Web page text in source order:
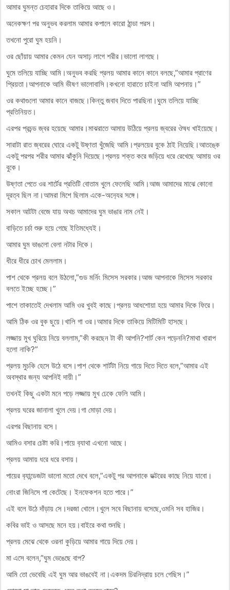
আমার ঘুমন্ত চেহারার দিকে তাকিয়ে আছে ও।
অনেকক্ষণ পর অনুভব করলাম আমার কপালে কারো ঠান্ডা পরস।
তখনো পুরো ঘুম হয়নি।
ওর ছোঁয়ায় আমার কেমন যেন অসাঢ় লাগে শরীর।ভালো লাগছে।
ঘুমে তলিয়ে যাচ্ছি আমি।অনুভব করছি প্রলয় আমার কানে কানে বলছে,”আমার প্রাণের
প্রিয়তা।আপনাকে আমি ভীষণ ভালোবাসি।কখনো হারাতে চাইনা আমি আপনায়।”
ওর কথাগুলো আমার কানে বাজছে।কিন্তু জবাব দিতে পারছিনা।ঘুমে তলিয়ে যাচ্ছি
প্রতিনিয়ত।
এরপর প্রচন্ড জ্বর হয়েছে আমার।মাঝরাতে আমায় উঠিয়ে প্রলয় জ্বরের ঔষধ খাইয়েছে।
সারাটা রাত জ্বরের ঘোরে একটু উষ্ণতা খুঁজেছি আমি।প্রলয়ের বুকে ঠাই নিয়েছি।আতঙ্কে
একটু পরপর শরীর আমার ঝাঁকুনি দিয়েছে।প্রলয় শক্ত করে জড়িয়ে ধরে রেখেছে আমায় ওর
বুকে।
উষ্ণতা পেতে ওর শার্টের প্রতিটি বোতাম খুলে ফেলেছি আমি।আজ আমাদের মাঝে কোনো
দূরত্ব ছিল না।আমরা মিশে ছিলাম একে-অন‍্যের সঙ্গে।
সকাল আটটা বেজে যায় অথচ আমাদের ঘুম ভাঙার নাম নেই।
বাড়িতে চর্চা শুরু হয়ে গেছে ইতিমধ্যেই।
আমার ঘুম ভাঙলো বেলা নটার দিকে।
ধীরে ধীরে চোখ মেললাম।
পাশ থেকে প্রলয় বলে উঠলো,”গুড মর্নিং মিসেস সরকার।আজ আপনাকে মিসেস সরকার
বলতে ইচ্ছে হচ্ছে।”
পাশে তাকাতেই দেখলাম আমি ওর খুবই কাছে।প্রলয় আধশোয়া হয়ে আমার দিকে ফিরে।
আমি ঠিক ওর বুক ছুয়ে।খালি গা ওর।আমার দিকে তাকিয়ে মিটিমিটি হাসছে।
লজ্জায় মুখ ঘুরিয়ে নিয়ে বললাম,”কী করছেন টা কী আপনি?শার্ট কেন পড়েননি?মাথা খারাপ
হলো নাকি?”
প্রলয় মুচকি হেসে উঠে বসে।পাশ থেকে শার্টটা নিয়ে গায়ে দিতে দিতে বলে,”আমার এই
অবস্থার জন্য আপনিই দায়ী।”
তখনই কিছু একটা মনে পড়ে লজ্জায় মুখ ঢেকে ফেলি আমি।
প্রলয় ঘরের জানালা খুলে দেয়।গা মোড়া দেয়।
এরপর বিছানায় বসে।
আমিও বসার চেষ্টা করি।পায়ে ব‍্যাথা এখনো আছে।
প্রলয় আমায় ধরে ধরে বসায়।
পায়ের ব‍্যান্ডেজটা ভালো মতো দেখে বলে,”একটু পর আপনাকে ডক্টরের কাছে নিয়ে যাবো।
নোংরা জিনিসে পা কেটেছে। ইনফেকশন হতে পারে।”
এই বলে উঠে দাঁড়ায় সে।দরজা খোলে।খুলে সবে বিছানায় বসেছে,ওমনি সব হাজির।
কবির ভাই ও আসছে মনে হয়।বাইরে কথা শুনছি।
প্রলয় মেঝে থেকে ওরনা কুড়িয়ে আমার গায়ে দিয়ে দেয়।
মা এসে বলেন,”ঘুম ভেঙেছে বাপ?
আমি তো ভেবেছি এই ঘুম আর ভাঙবেই না।একদম চিরনিদ্রায় চলে গেছিস।”